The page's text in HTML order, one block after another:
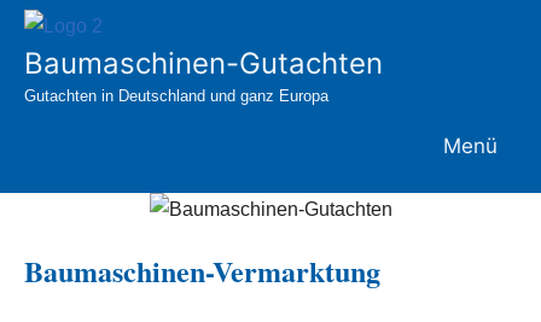
Zum
InhaltBaumaschinen-Gutachten
Gutachten in Deutschland und ganz Europa
Menü
Baumaschinen-Vermarktung